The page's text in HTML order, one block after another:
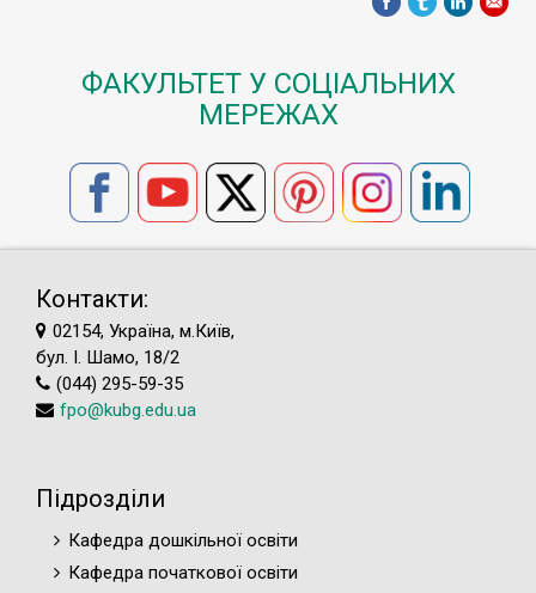
ФАКУЛЬТЕТ У СОЦІАЛЬНИХ
МЕРЕЖАХ
Контакти:
02154, Україна, м.Київ,
бул. І. Шамо, 18/2
(044) 295-59-35
fpo@kubg.edu.ua
Підрозділи
Кафедра дошкільної освіти
Кафедра початкової освіти